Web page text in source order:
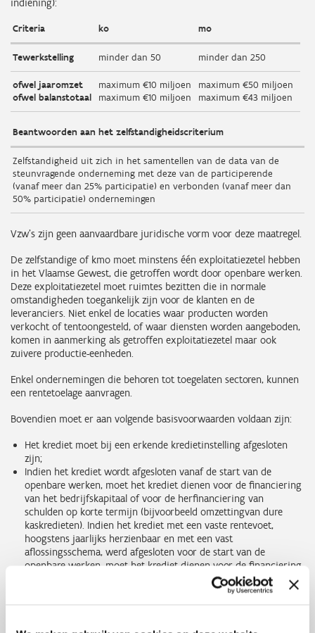
Criteria ko mo
Tewerkstelling minder dan 50 minder dan 250
ofwel jaaromzet
ofwel balanstotaal
maximum €10 miljoen
maximum €10 miljoen
maximum €50 miljoen
maximum €43 miljoen
Beantwoorden aan het zelfstandigheidscriterium
Zelfstandigheid uit zich in het samentellen van de data van de
steunvragende onderneming met deze van de participerende
(vanaf meer dan 25% participatie) en verbonden (vanaf meer dan
50% participatie) ondernemingen
Vzw’s zijn geen aanvaardbare juridische vorm voor deze maatregel.
De zelfstandige of kmo moet minstens één exploitatiezetel hebben
in het Vlaamse Gewest, die getroffen wordt door openbare werken.
Deze exploitatiezetel moet ruimtes bezitten die in normale
omstandigheden toegankelijk zijn voor de klanten en de
leveranciers. Niet enkel de locaties waar producten worden
verkocht of tentoongesteld, of waar diensten worden aangeboden,
komen in aanmerking als getroffen exploitatiezetel maar ook
zuivere productie-eenheden.
Enkel ondernemingen die behoren tot toegelaten sectoren, kunnen
een rentetoelage aanvragen.
Bovendien moet er aan volgende basisvoorwaarden voldaan zijn:
Het krediet moet bij een erkende kredietinstelling afgesloten
zijn;
Indien het krediet wordt afgesloten vanaf de start van de
openbare werken, moet het krediet dienen voor de financiering
van het bedrijfskapitaal of voor de herfinanciering van
schulden op korte termijn (bijvoorbeeld omzettingvan dure
kaskredieten). Indien het krediet met een vaste rentevoet,
hoogstens jaarlijks herzienbaar en met een vast
aflossingsschema, werd afgesloten voor de start van de
openbare werken, moet het krediet dienen voor de financiering
van investeringen of activiteiten van de onderneming.
Het krediet moet verleend zijn op basis van een